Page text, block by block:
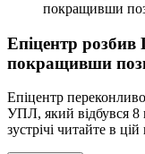
покращивши
Епіцентр розбив
покращивши
Епіцентр
УПЛ, який відбувся 8
зустрічі читайте в